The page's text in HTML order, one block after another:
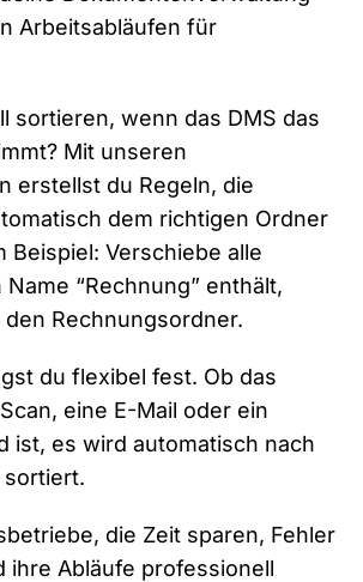
Arbeitsabläufen für
sortieren, wenn das DMS das
Mit unseren
erstellst du Regeln, die
dem richtigen Ordner
Beispiel: Verschiebe alle
“Rechnung” enthält,
Rechnungsordner.
du flexibel fest. Ob das
eine E-Mail oder ein
ist, es wird automatisch nach
sortiert.
die Zeit sparen, Fehler
ihre Abläufe professionell